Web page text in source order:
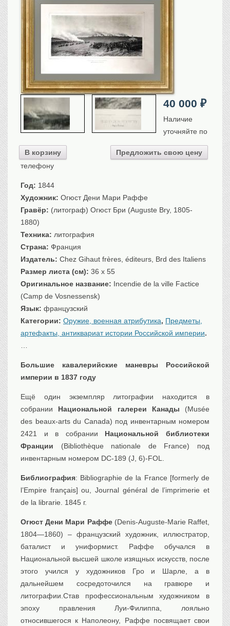
Санкт-Петербург
Российская империя
Старинные карты
Российская империя
Европа
Мир
Исторические карты
Виды городов
Москва
Российская империя
Прочие
Севастополь, Крым
Ценные бумаги
История моды.
Гражданская мода
Униформа
Охота. Флора. Фауна
Фауна
Техника, транспорт, архитектура
Транспорт
Связь
Букинистика
Медицина
Оружие, военная атрибутика
Досуг
Разное
40 000₽
В корзину Предложить свою цену
Наличие
уточняйте по
телефону
Год: 1844
Художник: Огюст Дени Мари Раффе
Гравёр: (литограф) Огюст Бри (Auguste Bry, 1805-
1880)
Техника: литография
Страна: Франция
Издатель: Chez Gihaut frères, éditeurs, Brd des Italiens
Размер листа (см): 36 x 55
Оригинальное название: Incendie de la ville Factice
(Camp de Vosnessensk)
Язык: французский
Категории: Оружие, военная атрибутика, Предметы,
артефакты, антиквариат истории Российской империи.
Большие кавалерийские маневры Российской
империи в 1837 году
Ещё один экземпляр литографии находится в
собрании Национальной галереи Канады (Musée
des beaux-arts du Canada) под инвентарным номером
2421 и в собрании Национальной библиотеки
Франции (Bibliothèque nationale de France) под
инвентарным номером DC-189 (J, 6)-FOL.
Библиография: Bibliographie de la France [formerly de
l’Empire français] ou, Journal général de l’imprimerie et
de la librarie. 1845 г.
Огюст Дени Мари Раффе(Denis-Auguste-Marie Raffet,
1804—1860) – французский художник, иллюстратор,
баталист и униформист. Раффе обучался в
Национальной высшей школе изящных искусств, после
этого учился у художников Гро и Шарле, а в
дальнейшем сосредоточился на гравюре и
литографии.Став профессиональным художником в
эпоху правления Луи-Филиппа, лояльно
относившегося к Наполеону, Раффе посвящает свои